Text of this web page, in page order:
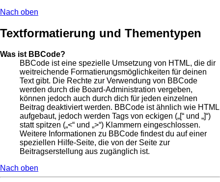
Nach oben
Textformatierung und Thementypen
Was ist BBCode?
BBCode ist eine spezielle Umsetzung von HTML, die dir
weitreichende Formatierungsmöglichkeiten für deinen
Text gibt. Die Rechte zur Verwendung von BBCode
werden durch die Board-Administration vergeben,
können jedoch auch durch dich für jeden einzelnen
Beitrag deaktiviert werden. BBCode ist ähnlich wie HTML
aufgebaut, jedoch werden Tags von eckigen („[“ und „]“)
statt spitzen („<“ und „>“) Klammern eingeschlossen.
Weitere Informationen zu BBCode findest du auf einer
speziellen Hilfe-Seite, die von der Seite zur
Beitragserstellung aus zugänglich ist.
Nach oben